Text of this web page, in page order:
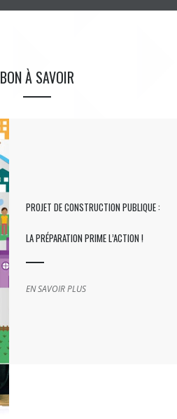
BON À SAVOIR
PROJET DE CONSTRUCTION PUBLIQUE :
LA PRÉPARATION PRIME L’ACTION !
EN SAVOIR PLUS